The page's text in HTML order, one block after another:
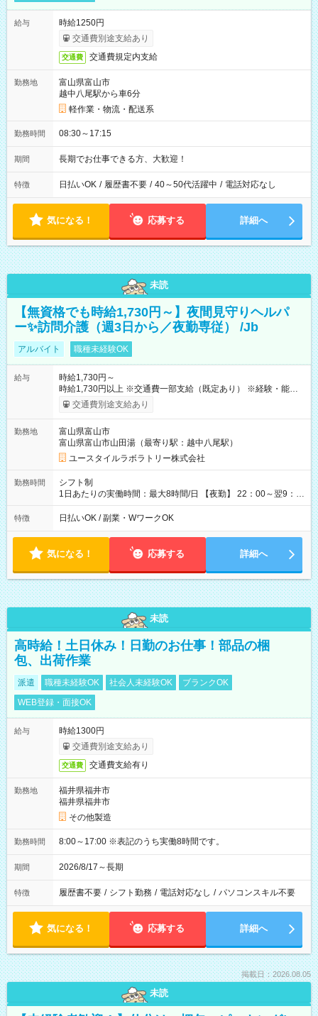
給与
時給1250円
交通費別途支給あり
交通費 交通費規定内支給
勤務地
富山県富山市
越中八尾駅から車6分
軽作業・物流・配送系
勤務時間 08:30～17:15
期間 長期でお仕事できる方、大歓迎！
特徴 日払いOK / 履歴書不要 / 40～50代活躍中 / 電話対応なし
気になる！ 応募する 詳細へ
未読
【無資格でも時給1,730円～】夜間見守りヘルパ
ー✨訪問介護（週3日から／夜勤専従） /Jb
アルバイト 職種未経験OK
給与
時給1,730円～
時給1,730円以上 ※交通費一部支給（既定あり） ※経験・能力を
考慮して決定します 【収入例】 週1回勤務の場合：1,730円×8時
間×4回=5万5,360円 週3回勤務の場合：1,730円×8時間×12回
月 ※ 雇用形態と給与に、本採用時と異なる部分があります。 雇
用形態：本採用時と同じです。 給与：時給 1,500円以上
交通費別途支給あり
勤務地
富山県富山市
富山県富山市山田湯（最寄り駅：越中八尾駅）
ユースタイルラボラトリー株式会社
勤務時間
シフト制
1日あたりの実働時間：最大8時間/日 【夜勤】 22：00～翌9：
00 ※週3日～OK ／ 夜勤専従 ＊＊ 勤務時間例 ＊＊ ■22時か
ら翌7時 ■23時から翌8時 ■24時から翌9時 など ※上記の時間
ます。 ※曜日固定（毎週同じ曜日での勤務となります）
特徴 日払いOK / 副業・WワークOK
気になる！ 応募する 詳細へ
未読
高時給！土日休み！日勤のお仕事！部品の梱
包、出荷作業
派遣 職種未経験OK 社会人未経験OK
ブランクOK
WEB登録・面接OK
給与
時給1300円
交通費別途支給あり
交通費 交通費支給有り
勤務地
福井県福井市
福井県福井市
その他製造
勤務時間 8:00～17:00 ※表記のうち実働8時間です。
期間 2026/8/17～長期
特徴 履歴書不要 / シフト勤務 / 電話対応なし / パソコンスキル不要
気になる！ 応募する 詳細へ
掲載日：2026.08.05
未読